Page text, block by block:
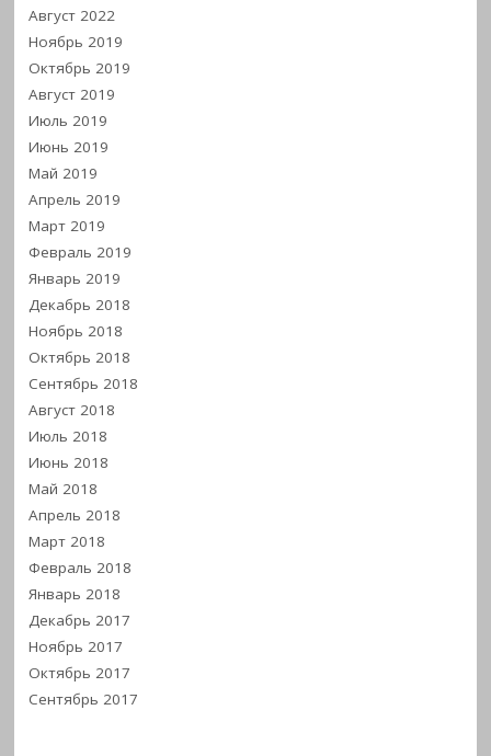
Август 2022
Ноябрь 2019
Октябрь 2019
Август 2019
Июль 2019
Июнь 2019
Май 2019
Апрель 2019
Март 2019
Февраль 2019
Январь 2019
Декабрь 2018
Ноябрь 2018
Октябрь 2018
Сентябрь 2018
Август 2018
Июль 2018
Июнь 2018
Май 2018
Апрель 2018
Март 2018
Февраль 2018
Январь 2018
Декабрь 2017
Ноябрь 2017
Октябрь 2017
Сентябрь 2017